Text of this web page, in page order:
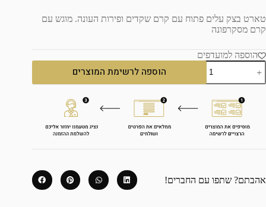
טארט בצק עלים פתוח עם קרם שקדים ופירות העונה. מוגש עם
קרם מסקרפונה
הוספה למועדפים
הוספה לרשימת המוצרים
אהבתם? שתפו עם החברים!